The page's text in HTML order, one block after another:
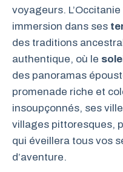
voyageurs.
immersion dans ses
des traditions
authentique, où le
des panoramas
promenade riche et
insoupçonnés, ses
villages pittoresques,
qui éveillera tous vos
d’aventure.